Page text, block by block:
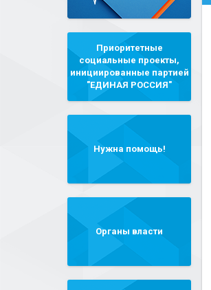
Приоритетные
социальные проекты,
инициированные партией
"ЕДИНАЯ РОССИЯ"
Нужна помощь!
Органы власти